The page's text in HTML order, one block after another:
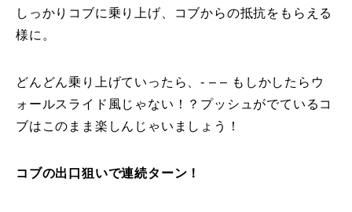
お申し込みについて
最新レッスン動画
しっかりコブに乗り上げ、コブからの抵抗をもらえる
様に。
どんどん乗り上げていったら、- – – もしかしたらウ
ォールスライド風じゃない！？プッシュがでているコ
ブはこのまま楽しんじゃいましょう！
コブの出口狙いで連続ターン！